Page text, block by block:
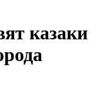
казаки